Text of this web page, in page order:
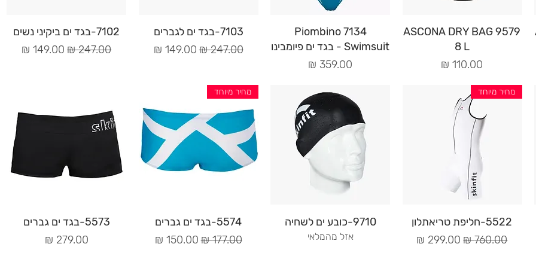
תצוגה מהירה
9579 ASCONA DRY BAG
8 L
מחיר
תצוגה מהירה
7134 Piombino
Swimsuit - בגד ים פיומבינו
מחיר
תצוגה מהירה7103-בגד ים לגברים
מחיר רגיל‏247.00 ‏₪ מחיר מבצע
תצוגה מהירה
7102-בגד ים ביקיני נשים
מחיר רגיל‏247.00 ‏₪ מחיר מבצע
תצוגה מהירה
מחיר מיוחד
5522-חליפת טריאתלון
מחיר רגיל‏760.00 ‏₪ מחיר מבצע
תצוגה מהירה9710-כובע ים לשחיה
אזל מהמלאי
תצוגה מהירה
מחיר מיוחד
5574-בגד ים גברים
מחיר רגיל‏177.00 ‏₪ מחיר מבצע
תצוגה מהירה5573-בגד ים גברים
מחיר